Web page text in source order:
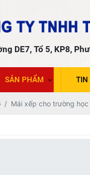
DE7, Tổ 5, KP8,
SẢN PHẨM TIN
Mái xếp cho trường